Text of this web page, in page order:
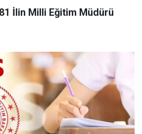
İlin Milli Eğitim Müdürü